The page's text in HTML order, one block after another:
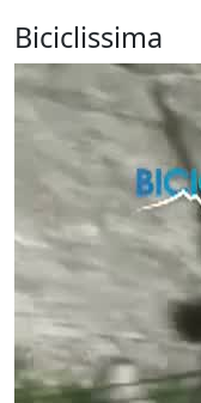
Biciclissima